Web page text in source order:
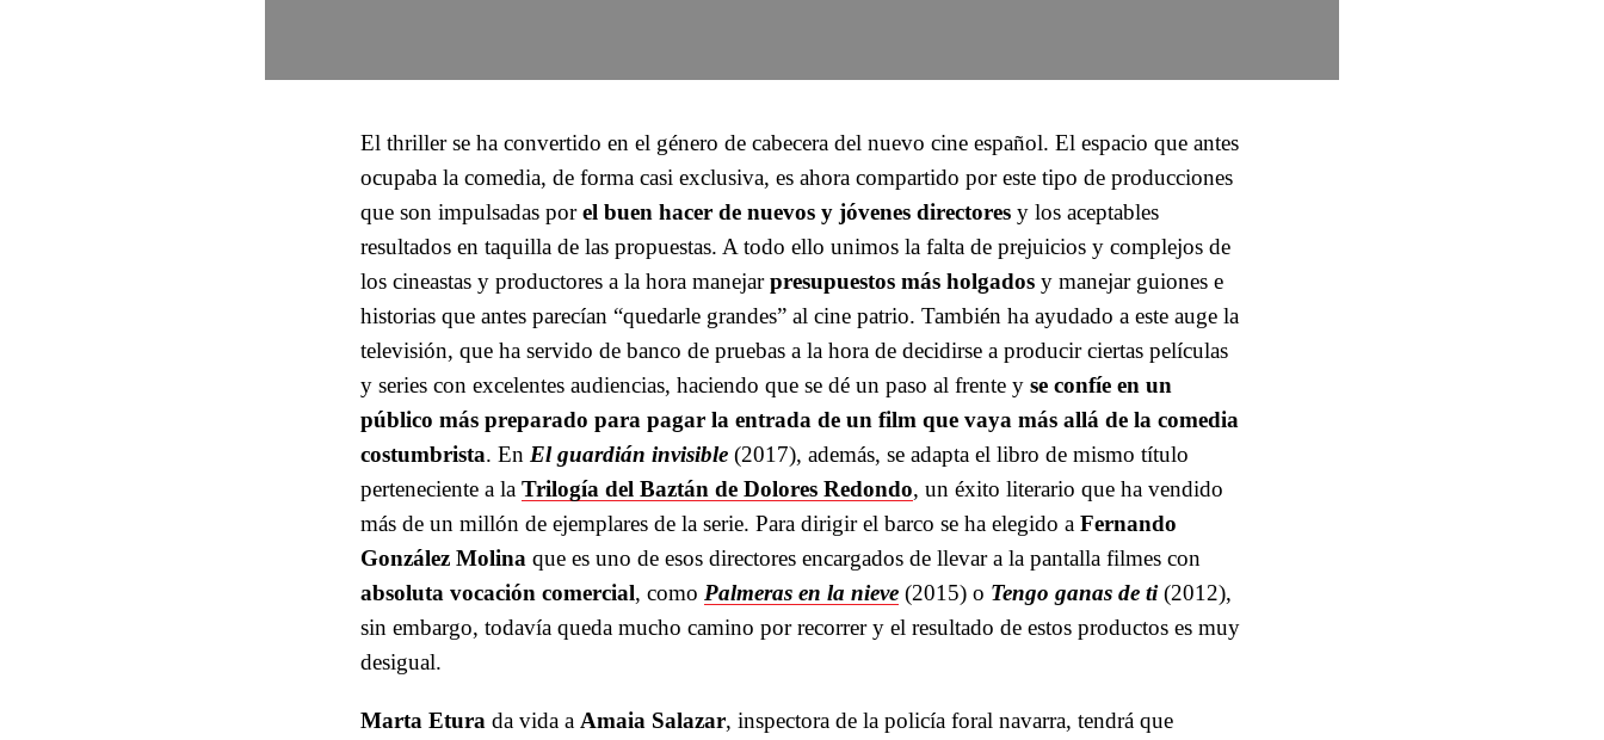
El thriller se ha convertido en el género de cabecera del nuevo cine español. El espacio que antes
ocupaba la comedia, de forma casi exclusiva, es ahora compartido por este tipo de producciones
que son impulsadas porel buen hacer de nuevos y jóvenes directores y los aceptables
resultados en taquilla de las propuestas. A todo ello unimos la falta de prejuicios y complejos de
los cineastas y productores a la hora manejarpresupuestos más holgados y manejar guiones e
historias que antes parecían “quedarle grandes” al cine patrio. También ha ayudado a este auge la
televisión, que ha servido de banco de pruebas a la hora de decidirse a producir ciertas películas
y series con excelentes audiencias, haciendo que se dé un paso al frente y se confíe en un
público más preparado para pagar la entrada de un film que vaya más allá de la comedia
costumbrista. En El guardián invisible (2017), además, se adapta el libro de mismo título
perteneciente a la Trilogía del Baztán de Dolores Redondo, un éxito literario que ha vendido
más de un millón de ejemplares de la serie. Para dirigir el barco se ha elegido a Fernando
González Molina que es uno de esos directores encargados de llevar a la pantalla filmes con
absoluta vocación comercial, como Palmeras en la nieve (2015) o Tengo ganas de ti(2012),
sin embargo, todavía queda mucho camino por recorrer y el resultado de estos productos es muy
desigual.
Marta Etura da vida a Amaia Salazar, inspectora de la policía foral navarra, tendrá que